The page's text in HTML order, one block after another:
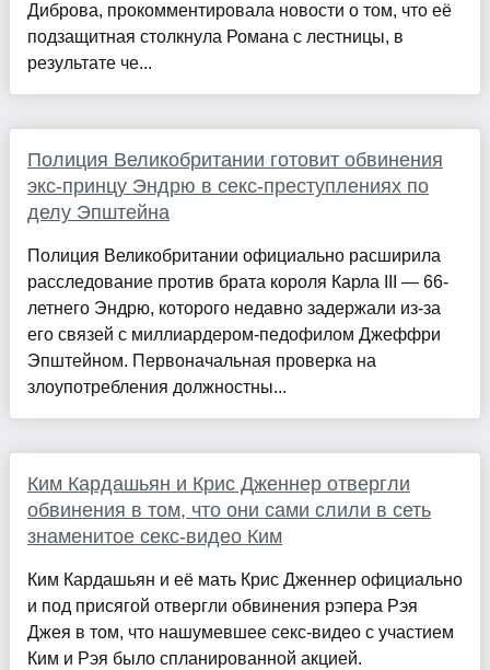
Диброва, прокомментировала новости о том, что её
подзащитная столкнула Романа с лестницы, в
результате че...
Полиция Великобритании готовит обвинения
экс-принцу Эндрю в секс-преступлениях по
делу Эпштейна
Полиция Великобритании официально расширила
расследование против брата короля Карла III — 66-
летнего Эндрю, которого недавно задержали из-за
его связей с миллиардером-педофилом Джеффри
Эпштейном. Первоначальная проверка на
злоупотребления должностны...
Ким Кардашьян и Крис Дженнер отвергли
обвинения в том, что они сами слили в сеть
знаменитое секс-видео Ким
Ким Кардашьян и её мать Крис Дженнер официально
и под присягой отвергли обвинения рэпера Рэя
Джея в том, что нашумевшее секс-видео с участием
Ким и Рэя было спланированной акцией.